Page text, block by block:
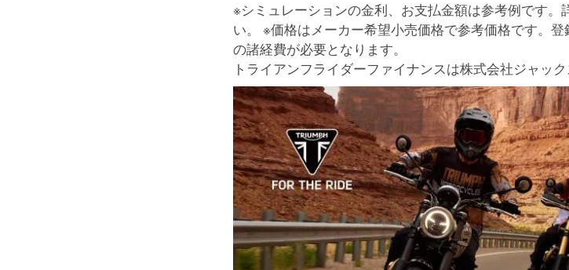
※シミュレーションの金利、お支払金額は参考例です
い。 ※価格はメーカー希望小売価格で参考価格です。
の諸経費が必要となります。
トライアンフライダーファイナンスは株式会社ジャッ